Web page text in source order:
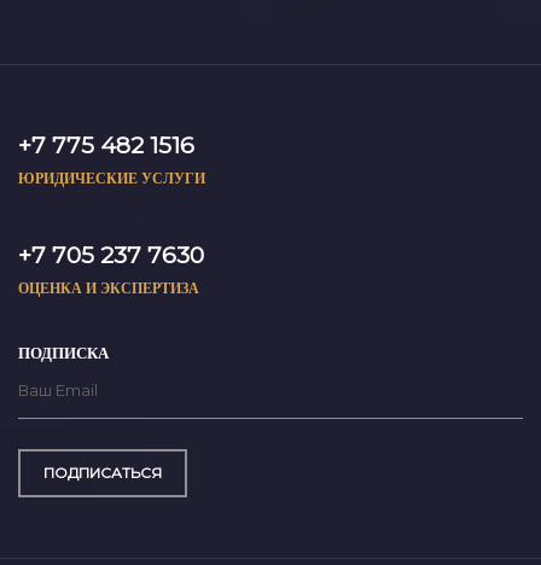
+7 775 482 1516
ЮРИДИЧЕСКИЕ УСЛУГИ
+7 705 237 7630
ОЦЕНКА И ЭКСПЕРТИЗА
ПОДПИСКА
ПОДПИСАТЬСЯ